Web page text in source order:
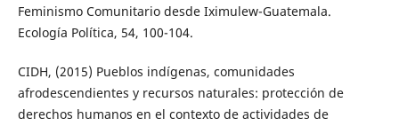
Feminismo Comunitario desde Iximulew-Guatemala.
Ecología Política, 54, 100-104.
CIDH, (2015) Pueblos indígenas, comunidades
afrodescendientes y recursos naturales: protección de
derechos humanos en el contexto de actividades de